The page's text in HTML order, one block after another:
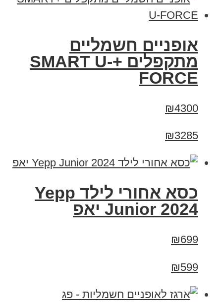
אופניים חשמליים
מתקפלים +SMART U-
FORCE
₪4300
₪3285
כסא אחורי לילד Yepp
Junior 2024 יאפ
₪699
₪599